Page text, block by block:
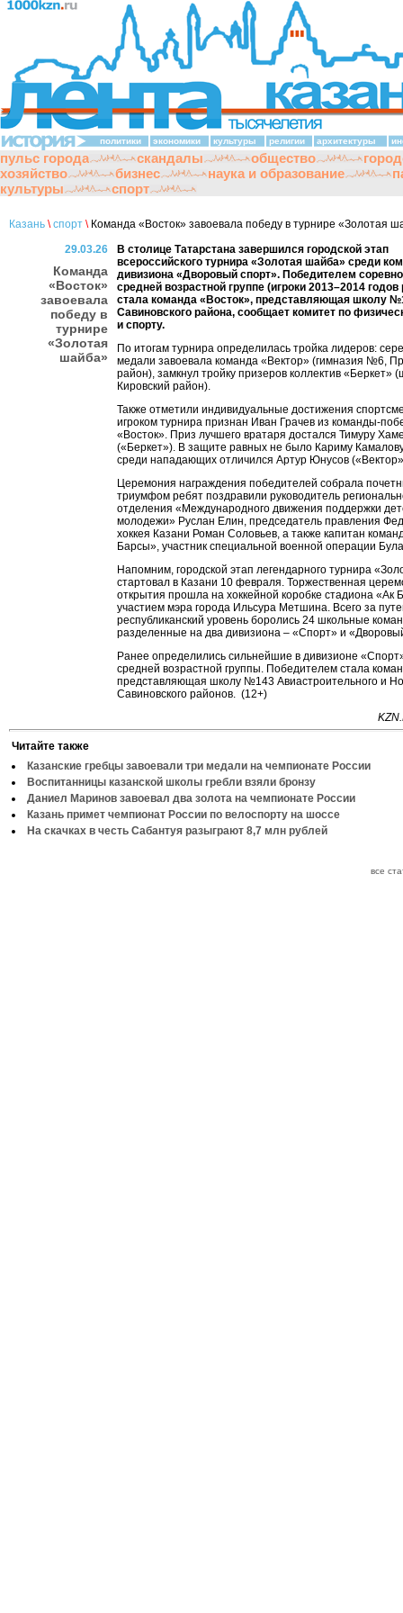
политики экономики культуры религии архитектуры
пульс города скандалы общество
хозяйство
бизнес наука и образование
культуры
спорт
Казань \ спорт \Команда «Восток» завоевала победу в турнире «Золотая
29.03.26
Команда
«Восток»
завоевала
победу в
турнире
«Золотая
шайба»
В столице Татарстана завершился городской этап
всероссийского турнира «Золотая шайба» среди
дивизиона «Дворовый спорт». Победителем
средней возрастной группе (игроки 2013–2014
стала команда «Восток», представляющая школу
Савиновского района, сообщает комитет по
и спорту.
По итогам турнира определилась тройка лидеров:
медали завоевала команда «Вектор» (гимназия №6,
район), замкнул тройку призеров коллектив «Беркет»
Кировский район).
Также отметили индивидуальные достижения
игроком турнира признан Иван Грачев из команды-
«Восток». Приз лучшего вратаря достался Тимуру
(«Беркет»). В защите равных не было Кариму
среди нападающих отличился Артур Юнусов
Церемония награждения победителей собрала
триумфом ребят поздравили руководитель
отделения «Международного движения поддержки
молодежи» Руслан Елин, председатель правления
хоккея Казани Роман Соловьев, а также капитан
Барсы», участник специальной военной операции
Напомним, городской этап легендарного турнира
стартовал в Казани 10 февраля. Торжественная
открытия прошла на хоккейной коробке стадиона «Ак
участием мэра города Ильсура Метшина. Всего за
республиканский уровень боролись 24 школьные
разделенные на два дивизиона – «Спорт» и
Ранее определились сильнейшие в дивизионе
средней возрастной группы. Победителем стала
представляющая школу №143 Авиастроительного и
Савиновского районов. (12+)
Читайте также
Казанские гребцы завоевали три медали на чемпионате России
Воспитанницы казанской школы гребли взяли бронзу
Даниел Маринов завоевал два золота на чемпионате России
Казань примет чемпионат России по велоспорту на шоссе
На скачках в честь Сабантуя разыграют 8,7 млн рублей
все